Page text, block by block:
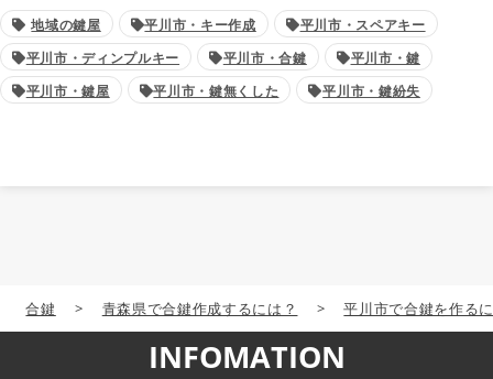
地域の鍵屋 平川市・キー作成
平川市・スペアキー
平川市・ディンプルキー
平川市・合鍵
平川市・鍵
平川市・鍵屋
平川市・鍵無くした 平川市・鍵紛失
合鍵 > 青森県で合鍵作成するには？ > 平川市で合鍵を作る
INFOMATION